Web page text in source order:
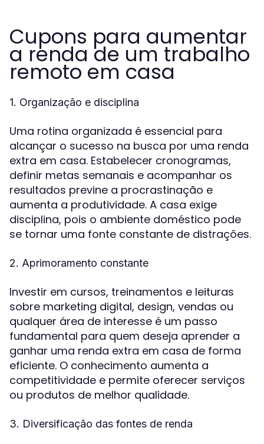
Cupons para aumentar
a renda de um trabalho
remoto em casa
1. Organização e disciplina
Uma rotina organizada é essencial para
alcançar o sucesso na busca por uma renda
extra em casa. Estabelecer cronogramas,
definir metas semanais e acompanhar os
resultados previne a procrastinação e
aumenta a produtividade. A casa exige
disciplina, pois o ambiente doméstico pode
se tornar uma fonte constante de distrações.
2. Aprimoramento constante
Investir em cursos, treinamentos e leituras
sobre marketing digital, design, vendas ou
qualquer área de interesse é um passo
fundamental para quem deseja aprender a
ganhar uma renda extra em casa de forma
eficiente. O conhecimento aumenta a
competitividade e permite oferecer serviços
ou produtos de melhor qualidade.
3. Diversificação das fontes de renda